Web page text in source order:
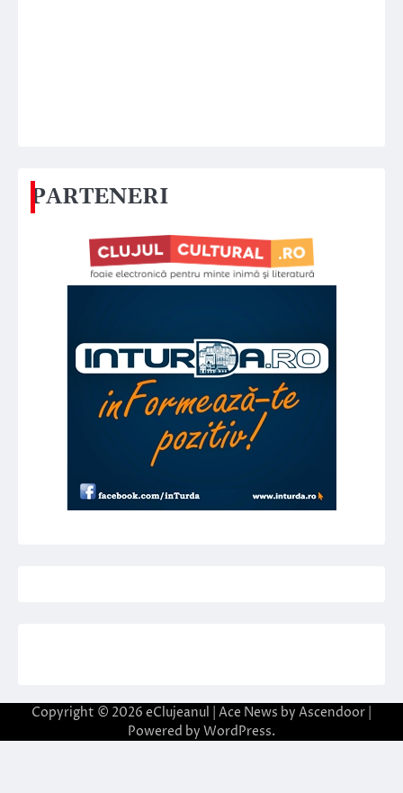
PARTENERI
Copyright © 2026 eClujeanul | Ace News by Ascendoor
Powered by WordPress.